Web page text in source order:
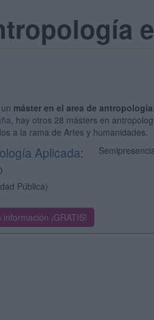
máster en el area de antropología.
, hay otros 28 másters en
a la rama de Artes y humanidades.
Aplicada:
Pública)
información ¡GRATIS!